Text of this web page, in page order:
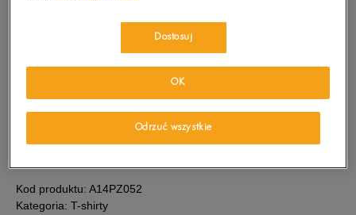
Powiadom o
dostępności
dostępności
Sprawdź dostępność w salonach
Kod produktu: A14PZ052
Kategoria: T-shirty
Dostosuj
Odrzuć wszystkie
OK